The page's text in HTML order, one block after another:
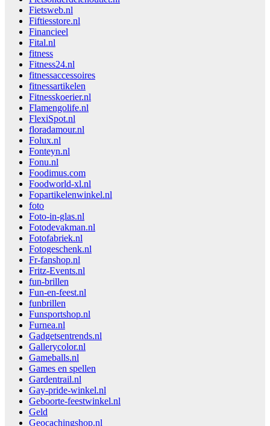
Fietsweb.nl
Fiftiesstore.nl
Financieel
Fital.nl
fitness
Fitness24.nl
fitnessaccessoires
fitnessartikelen
Fitnesskoerier.nl
Flamengolife.nl
FlexiSpot.nl
floradamour.nl
Folux.nl
Fonteyn.nl
Fonu.nl
Foodimus.com
Foodworld-xl.nl
Fopartikelenwinkel.nl
foto
Foto-in-glas.nl
Fotodevakman.nl
Fotofabriek.nl
Fotogeschenk.nl
Fr-fanshop.nl
Fritz-Events.nl
fun-brillen
Fun-en-feest.nl
funbrillen
Funsportshop.nl
Furnea.nl
Gadgetsentrends.nl
Gallerycolor.nl
Gameballs.nl
Games en spellen
Gardentrail.nl
Gay-pride-winkel.nl
Geboorte-feestwinkel.nl
Geld
Geocachingshop.nl